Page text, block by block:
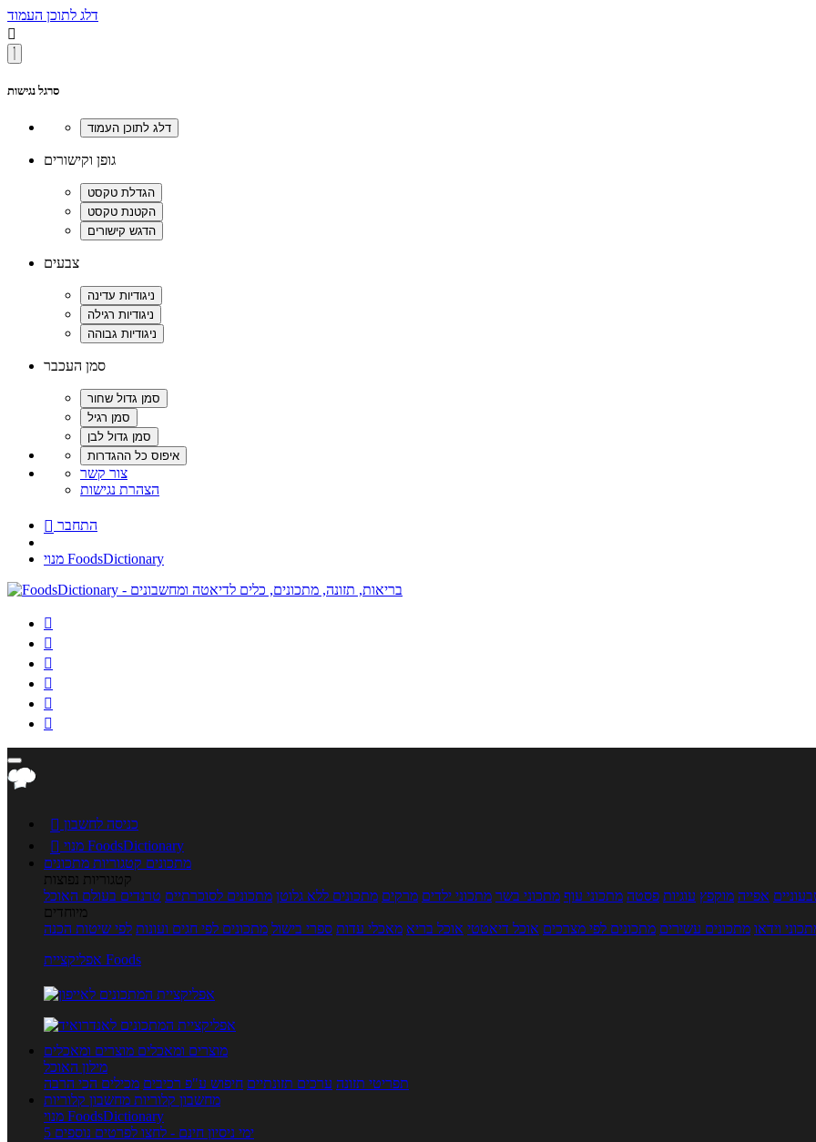
דלג לתוכן העמוד

סרגל נגישות
גופן וקישורים
צבעים
סמן העכבר
צור קשר
הצהרת נגישות
 התחבר
מנוי FoodsDictionary






 כניסה לחשבון

מנוי FoodsDictionary
מתכונים קטגוריות מתכונים
קטגוריות נפוצות
אפייה מוקפץ עוגיות פסטה מתכוני עוף מתכוני בשר מתכוני ילדים מרקים מתכונים ללא גלוטן מתכונים לסוכרתיים טרנדים בעולם האוכל
מיוחדים
וידאו מתכונים עשירים מתכונים לפי מצרכים אוכל דיאטטי אוכל בריא מאכלי עדות ספרי בישול מתכונים לפי חגים ועונות לפי שיטות הכנה
אפליקציית Foods
מוצרים ומאכלים מוצרים ומאכלים
מילון האוכל
תפריטי תזונה ערכים תזונתיים חיפוש ע"פ רכיבים מכילים הכי הרבה
מחשבון קלוריות מחשבון קלוריות
מנוי FoodsDictionary
5 ימי ניסיון חינם - לחצו לפרטים נוספים